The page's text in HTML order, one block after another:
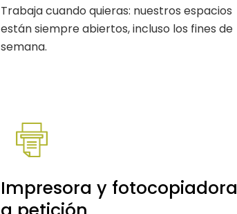
Trabaja cuando quieras: nuestros espacios
están siempre abiertos, incluso los fines de
semana.
Impresora y fotocopiadora